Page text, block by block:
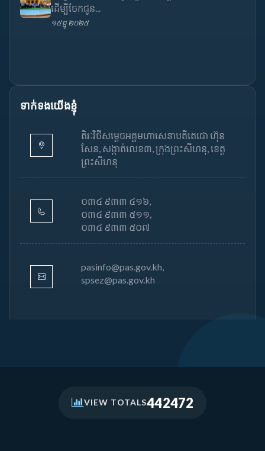
ដើម្បីចែកជូន...
១៥ ធ្នូ ២០២៥
ទាក់ទងយើងខ្ញុំ
តិរៈវិថីសម្តេចអគ្គមហាសេនាបតីតេជោ ហ៊ុន
សែន, សង្កាត់លេខ៣, ក្រុងព្រះសីហនុ, ខេត្ត
ព្រះសីហនុ
០៣៤ ៩៣៣ ៤១៦,
០៣៤ ៩៣៣ ៥១១,
០៣៤ ៩៣៣ ៥០៧
pasinfo@pas.gov.kh,
spsez@pas.gov.kh
VIEW TOTALS442472